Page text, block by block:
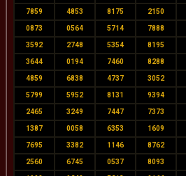
7859 4853 8175 2150
0873 0564 5714 7888
3592 2748 5354 8195
3644 0194 7460 8288
4859 6838 4737 3052
5799 5952 8131 9394
2465 3249 7447 7373
1387 0058 6353 1609
7695 3382 1146 8762
2560 6745 0537 8093